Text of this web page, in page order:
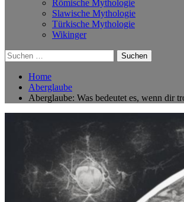
Römische Mythologie
Slawische Mythologie
Türkische Mythologie
Wikinger
Suchen
nach:
Home
Aberglaube
Aberglaube: Was bedeutet es, wenn dir